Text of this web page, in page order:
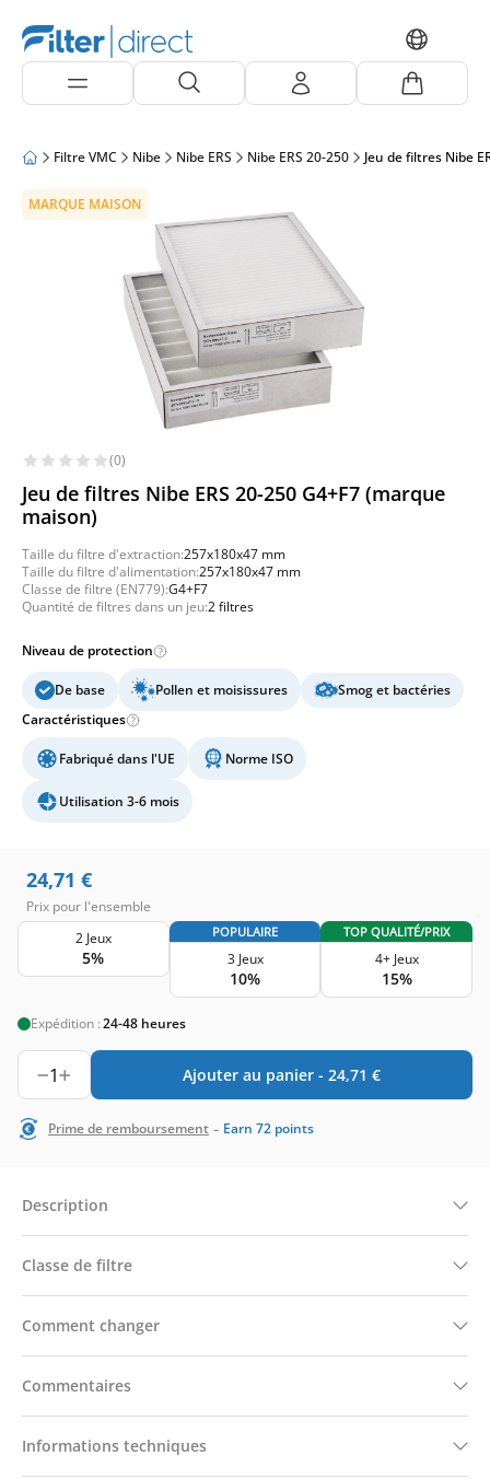
Filtre VMC Nibe Nibe ERS Nibe ERS 20-250 Jeu de filtres Nibe
MARQUE MAISON
(0)
Jeu de filtres Nibe ERS 20-250 G4+F7 (marque
maison)
Taille du filtre d'extraction:257x180x47 mm
Taille du filtre d'alimentation:257x180x47 mm
Classe de filtre (EN779):G4+F7
Quantité de filtres dans un jeu:2 filtres
Niveau de protection
De base Pollen et moisissures
Smog et bactéries
Caractéristiques
Fabriqué dans l'UE Norme ISO
Utilisation 3-6 mois
24,71 €
Prix pour l'ensemble
2 Jeux
5%
POPULAIRE
3 Jeux
10%
TOP QUALITÉ/PRIX
4+ Jeux
15%
Expédition :24-48 heures
1 Ajouter au panier - 24,71 €
Prime de remboursement - Earn 72 points
Description
Classe de filtre
Comment changer
Commentaires
Informations techniques